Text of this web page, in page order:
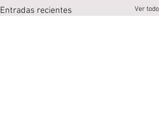
Entradas recientes Ver todo